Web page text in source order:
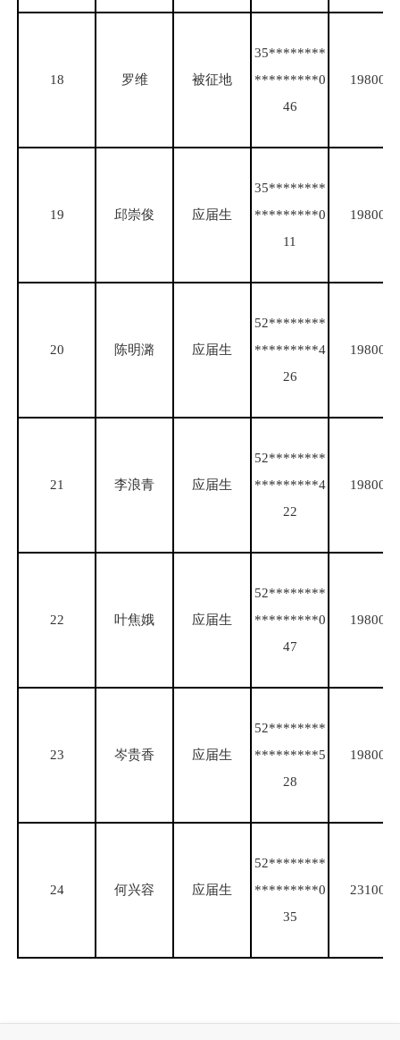
18 罗维 被征地
35********
*********0
46
19800
19 邱崇俊 应届生
35********
*********0
11
19800
20 陈明潞 应届生
52********
*********4
26
19800
21 李浪青 应届生
52********
*********4
22
19800
22 叶焦娥 应届生
52********
*********0
47
19800
23 岑贵香 应届生
52********
*********5
28
19800
24 何兴容 应届生
52********
*********0
35
23100